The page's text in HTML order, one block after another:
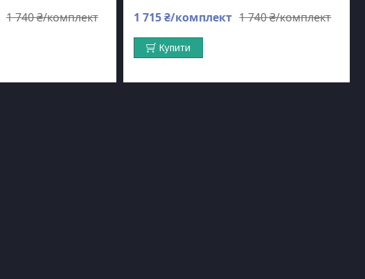
1 740 ₴/комплект 1 740 ₴/комплект
1 715 ₴/комплект
Купити